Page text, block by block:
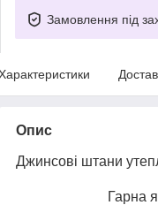
Замовлення під
Опис
Джинсові штани
Гарна якість